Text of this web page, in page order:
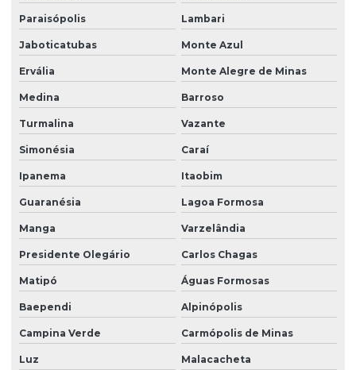
Paraisópolis Lambari
Jaboticatubas Monte Azul
Ervália Monte Alegre de Minas
Medina Barroso
Turmalina Vazante
Simonésia Caraí
Ipanema Itaobim
Guaranésia Lagoa Formosa
Manga Varzelândia
Presidente Olegário Carlos Chagas
Matipó Águas Formosas
Baependi Alpinópolis
Campina Verde Carmópolis de Minas
Luz Malacacheta